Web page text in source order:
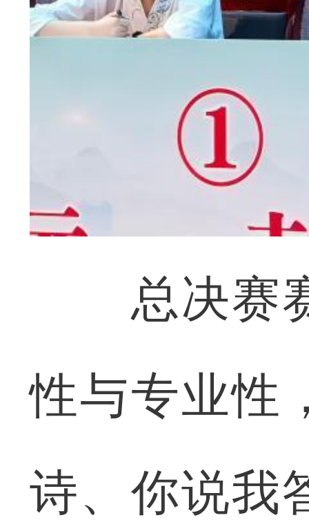
总决赛赛
性与专业性
诗、你说我